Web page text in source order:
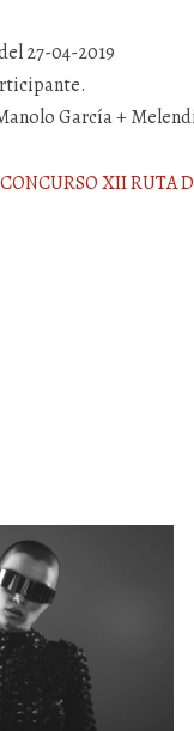
27-04-2019
García +
CONCURSO XII RUTA